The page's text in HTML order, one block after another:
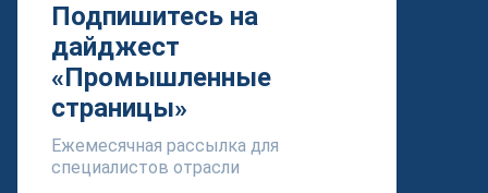
Подпишитесь на
дайджест
«Промышленные
страницы»
Ежемесячная рассылка для
специалистов отрасли